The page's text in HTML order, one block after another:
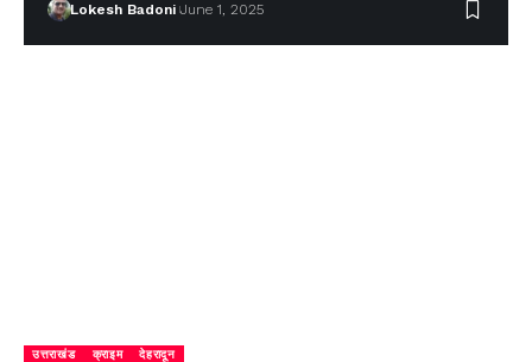
Lokesh Badoni June 1, 2025
उत्तराखंड क्राइम देहरादून